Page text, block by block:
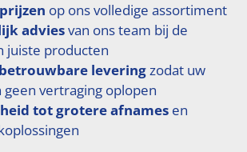
op ons volledige assortiment
adviesvan ons team bij de
juiste producten
leveringzodat uw
vertraging oplopen
tot grotere afnamesen